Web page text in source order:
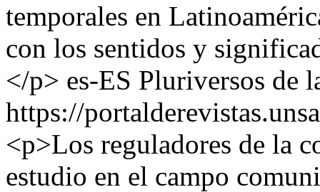
temporales en
con los sentidos y
</p> es-ES Pluriversos de
https://
<p>Los reguladores de la
estudio en el campo